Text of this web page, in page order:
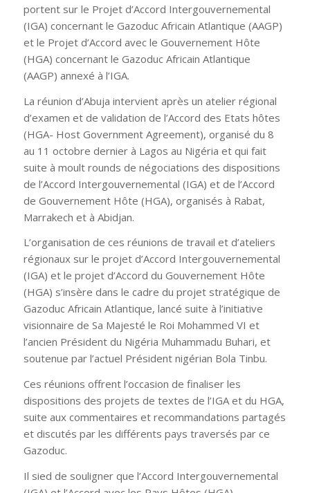
portent sur le Projet d’Accord Intergouvernemental
(IGA) concernant le Gazoduc Africain Atlantique (AAGP)
et le Projet d’Accord avec le Gouvernement Hôte
(HGA) concernant le Gazoduc Africain Atlantique
(AAGP) annexé à l’IGA.
La réunion d’Abuja intervient après un atelier régional
d’examen et de validation de l’Accord des Etats hôtes
(HGA- Host Government Agreement), organisé du 8
au 11 octobre dernier à Lagos au Nigéria et qui fait
suite à moult rounds de négociations des dispositions
de l’Accord Intergouvernemental (IGA) et de l’Accord
de Gouvernement Hôte (HGA), organisés à Rabat,
Marrakech et à Abidjan.
L’organisation de ces réunions de travail et d’ateliers
régionaux sur le projet d’Accord Intergouvernemental
(IGA) et le projet d’Accord du Gouvernement Hôte
(HGA) s’insère dans le cadre du projet stratégique de
Gazoduc Africain Atlantique, lancé suite à l’initiative
visionnaire de Sa Majesté le Roi Mohammed VI et
l’ancien Président du Nigéria Muhammadu Buhari, et
soutenue par l’actuel Président nigérian Bola Tinbu.
Ces réunions offrent l’occasion de finaliser les
dispositions des projets de textes de l’IGA et du HGA,
suite aux commentaires et recommandations partagés
et discutés par les différents pays traversés par ce
Gazoduc.
Il sied de souligner que l’Accord Intergouvernemental